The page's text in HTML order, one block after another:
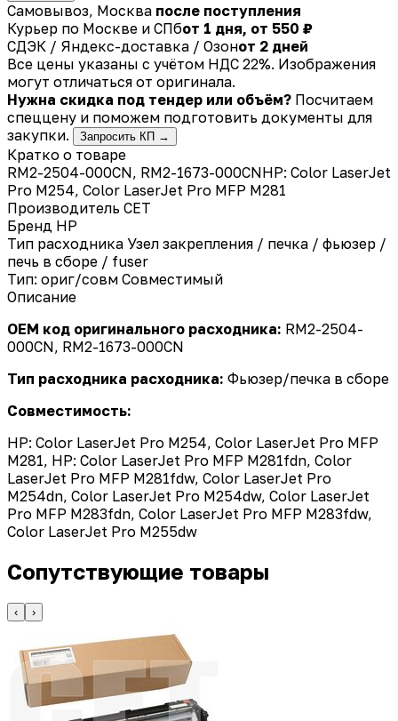
Самовывоз, Москва после поступления
Курьер по Москве и СПбот 1 дня, от 550 ₽
СДЭК / Яндекс-доставка / Озонот 2 дней
Все цены указаны с учётом НДС 22%. Изображения
могут отличаться от оригинала.
Нужна скидка под тендер или объём? Посчитаем
спеццену и поможем подготовить документы для
закупки.
Запросить КП →
Кратко о товаре
RM2-2504-000CN, RM2-1673-000CNHP: Color LaserJet
Pro M254, Color LaserJet Pro MFP M281
Производитель CET
Бренд HP
Тип расходника Узел закрепления / печка / фьюзер /
печь в сборе / fuser
Тип: ориг/совм Совместимый
Описание
OEM код оригинального расходника: RM2-2504-
000CN, RM2-1673-000CN
Тип расходника расходника: Фьюзер/печка в сборе
Совместимость:
HP: Color LaserJet Pro M254, Color LaserJet Pro MFP
M281, HP: Color LaserJet Pro MFP M281fdn, Color
LaserJet Pro MFP M281fdw, Color LaserJet Pro
M254dn, Color LaserJet Pro M254dw, Color LaserJet
Pro MFP M283fdn, Color LaserJet Pro MFP M283fdw,
Color LaserJet Pro M255dw
Сопутствующие товары
‹ ›